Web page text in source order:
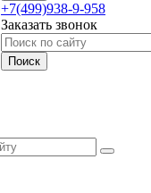
+7(499)938-9-958
Заказать звонок